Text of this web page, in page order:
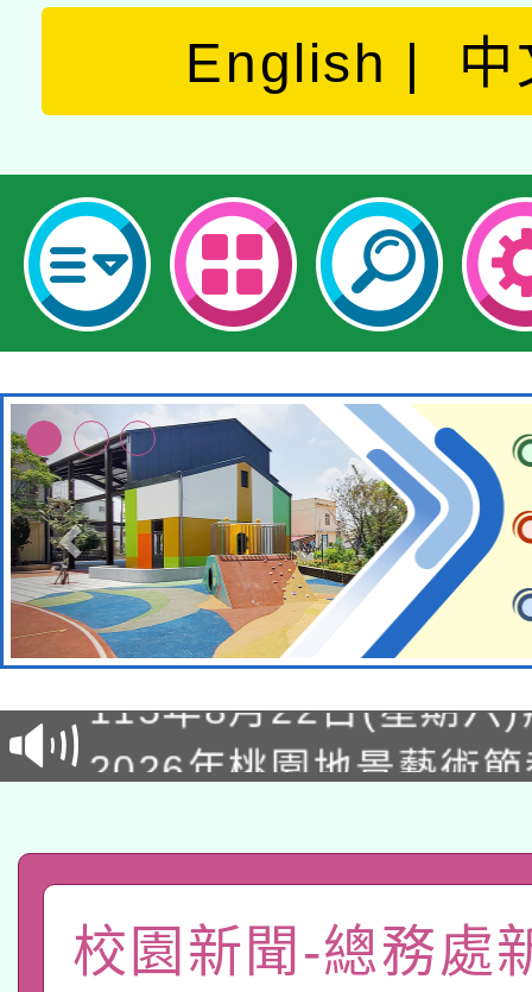
English 中
轉知經濟部水利署委託
用水績優單位及節水達
桃園市孔廟祈福系列
2026年桃園地景藝術
關事宜
轉知教育部國民及學前
國立臺灣師範大學辦理
函轉國家教育研究院中
校園新聞-總務處